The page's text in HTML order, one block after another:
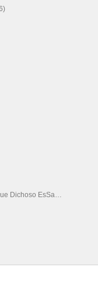
Dichoso EsSa…